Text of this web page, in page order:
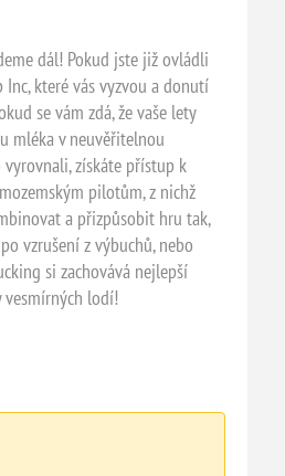
dál! Pokud jste již ovládli
které vás vyzvou a donutí
se vám zdá, že vaše lety
mléka v neuvěřitelnou
získáte přístup k
pilotům, z nichž
a přizpůsobit hru tak,
vzrušení z výbuchů, nebo
si zachovává nejlepší
lodí!